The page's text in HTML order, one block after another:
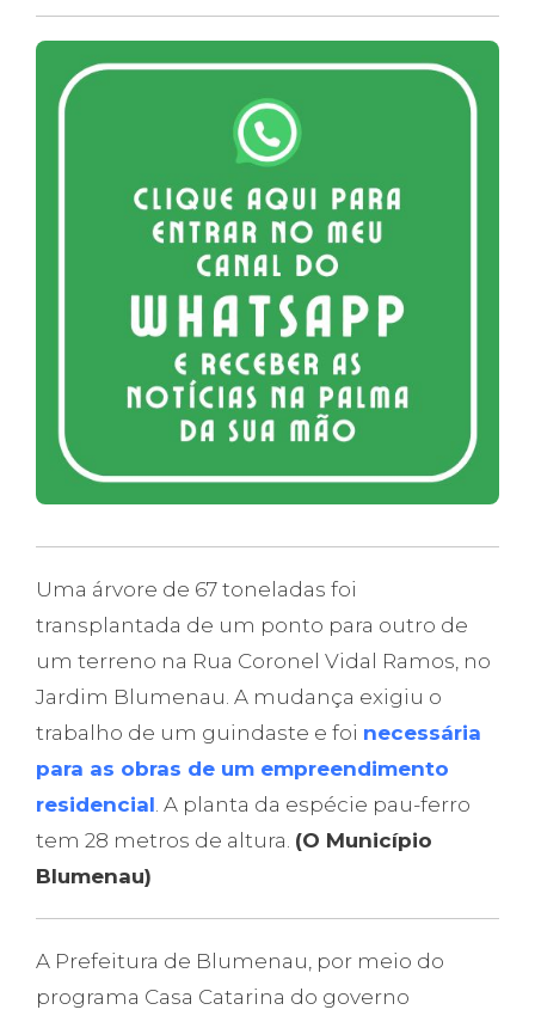
Uma árvore de 67 toneladas foi
transplantada de um ponto para outro de
um terreno na Rua Coronel Vidal Ramos, no
Jardim Blumenau. A mudança exigiu o
trabalho de um guindaste e foi necessária
para as obras de um empreendimento
residencial. A planta da espécie pau-ferro
tem 28 metros de altura. (O Município
Blumenau)
A Prefeitura de Blumenau, por meio do
programa Casa Catarina do governo